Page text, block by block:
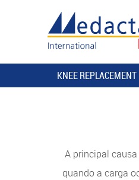
KNEE REPLACEMENT
A principal
quando a carga